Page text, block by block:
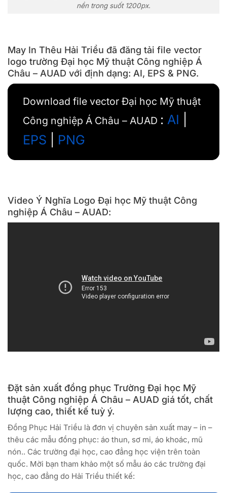
nền trong suốt 1200px.
May In Thêu Hải Triều đã đăng tải file vector
logo trường Đại học Mỹ thuật Công nghiệp Á
Châu – AUAD với định dạng: AI, EPS & PNG.
Download file vector Đại học Mỹ thuật
Công nghiệp Á Châu – AUAD : AI
EPS
PNG
Video Ý Nghĩa Logo Đại học Mỹ thuật Công
nghiệp Á Châu – AUAD:
Đặt sản xuất đồng phục Trường Đại học Mỹ
thuật Công nghiệp Á Châu – AUAD giá tốt, chất
lượng cao, thiết kế tuỳ ý.
Đồng Phục Hải Triều là đơn vị chuyên sản xuất may – in –
thêu các mẫu đồng phục: áo thun, sơ mi, áo khoác, mũ
nón.. Các trường đại học, cao đẳng học viện trên toàn
quốc. Mời bạn tham khảo một số mẫu áo các trường đại
học, cao đẳng do Hải Triều thiết kế: